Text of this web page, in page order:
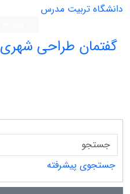
دانشگاه تربیت مدرس
گفتمان طراحی شهری
جستجوی پیشرفته